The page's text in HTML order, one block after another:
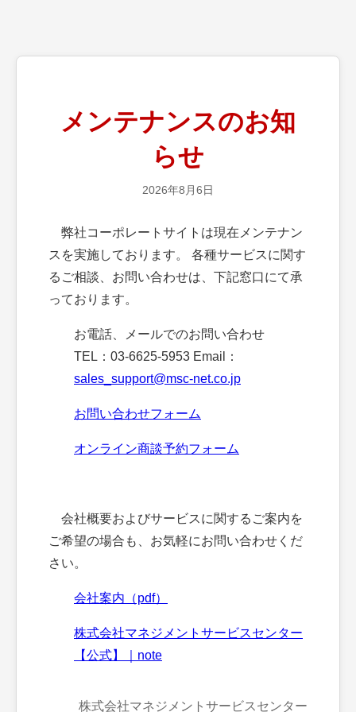
メンテナンスのお知
らせ
2026年8月6日
弊社コーポレートサイトは現在メンテナン
スを実施しております。 各種サービスに関す
るご相談、お問い合わせは、下記窓口にて承
っております。
お電話、メールでのお問い合わせ
TEL：03-6625-5953 Email：
sales_support@msc-net.co.jp
お問い合わせフォーム
オンライン商談予約フォーム
会社概要およびサービスに関するご案内を
ご希望の場合も、お気軽にお問い合わせくだ
さい。
会社案内（pdf）
株式会社マネジメントサービスセンター
【公式】｜note
株式会社マネジメントサービスセンター